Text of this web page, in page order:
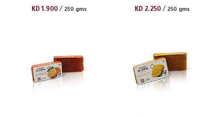
KD 1.900 / 250 gms KD 2.250 / 250 gms